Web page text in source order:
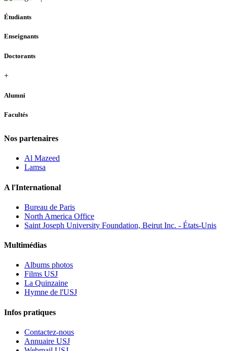
Étudiants
Enseignants
Doctorants
+
Alumni
Facultés
Nos partenaires
Al Mazeed
Lamsa
A l'International
Bureau de Paris
North America Office
Saint Joseph University Foundation, Beirut Inc. - États-Unis
Multimédias
Albums photos
Films USJ
La Quinzaine
Hymne de l'USJ
Infos pratiques
Contactez-nous
Annuaire USJ